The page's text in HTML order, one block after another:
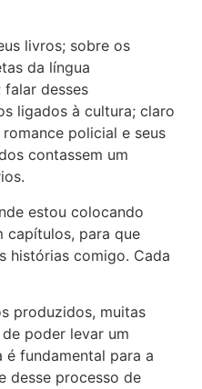
livros; sobre os
da língua
desses
ligados à cultura; claro
policial e seus
contassem um
estou colocando
capítulos, para que
histórias comigo. Cada
produzidos, muitas
poder levar um
fundamental para a
desse processo de